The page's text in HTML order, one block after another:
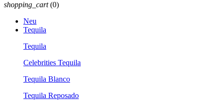
shopping_cart (0)
Neu
Tequila
Tequila
Celebrities Tequila
Tequila Blanco
Tequila Reposado